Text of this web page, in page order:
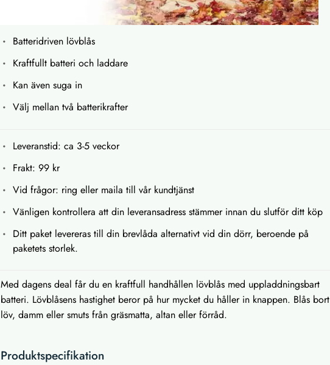
Batteridriven lövblås
Kraftfullt batteri och laddare
Kan även suga in
Välj mellan två batterikrafter
Leveranstid: ca 3-5 veckor
Frakt: 99 kr
Vid frågor: ring eller maila till vår kundtjänst
Vänligen kontrollera att din leveransadress stämmer innan du slutför ditt köp
Ditt paket levereras till din brevlåda alternativt vid din dörr, beroende på
paketets storlek.
Med dagens deal får du en kraftfull handhållen lövblås med uppladdningsbart
batteri. Lövblåsens hastighet beror på hur mycket du håller in knappen. Blås bort
löv, damm eller smuts från gräsmatta, altan eller förråd.
Produktspecifikation